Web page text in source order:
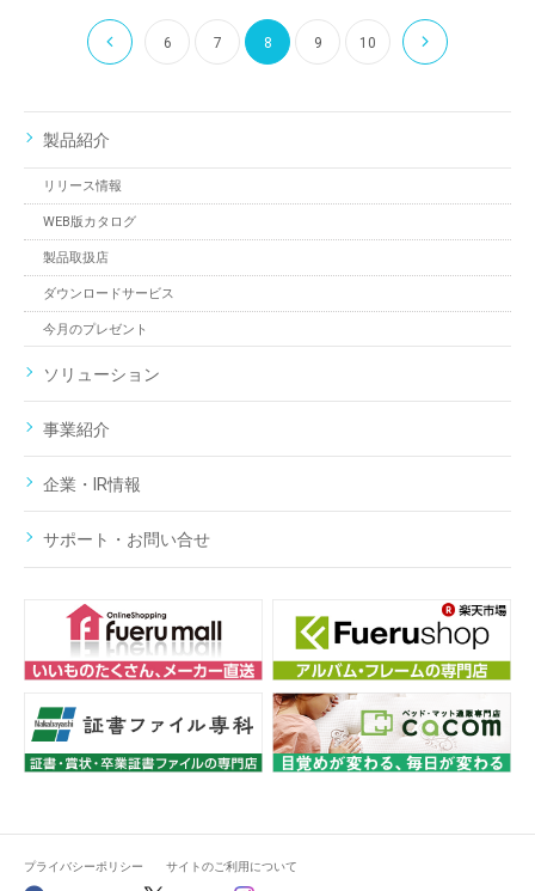
6 7 8 9 10
製品紹介
リリース情報
WEB版カタログ
製品取扱店
ダウンロードサービス
今月のプレゼント
ソリューション
事業紹介
企業・IR情報
サポート・お問い合せ
プライバシーポリシー サイトのご利用について